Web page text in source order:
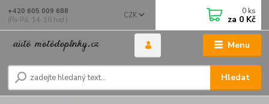
Menu
CZK
Hledat
+420 605 009 688
(Po-Pá, 14-18 hod.)
0 ks
za 0 Kč